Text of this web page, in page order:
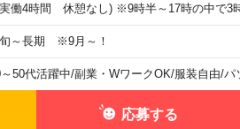
実働4時間 休憩なし) ※9時半～17時の中で3
旬～長期 ※9月～！
50代活躍中/副業・WワークOK/服装自由/パ
応募する